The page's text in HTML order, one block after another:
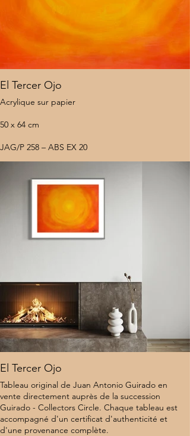
El Tercer Ojo
Acrylique sur papier
50 x 64 cm
JAG/P 258 – ABS EX 20
El Tercer Ojo
Tableau original de Juan Antonio Guirado en
vente directement auprès de la succession
Guirado - Collectors Circle. Chaque tableau est
accompagné d'un certificat d'authenticité et
d'une provenance complète.